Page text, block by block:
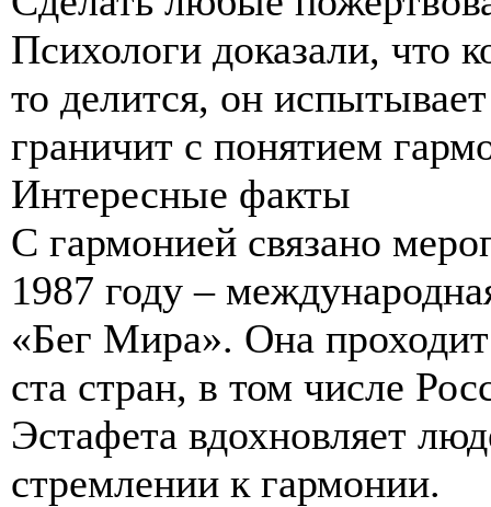
Психологи доказали, что
то делится, он
граничит с понятием
Интересные факты
С гармонией связано
1987 году –
«Бег Мира». Она
ста стран, в том числе
Эстафета вдохновляет
стремлении к гармонии.